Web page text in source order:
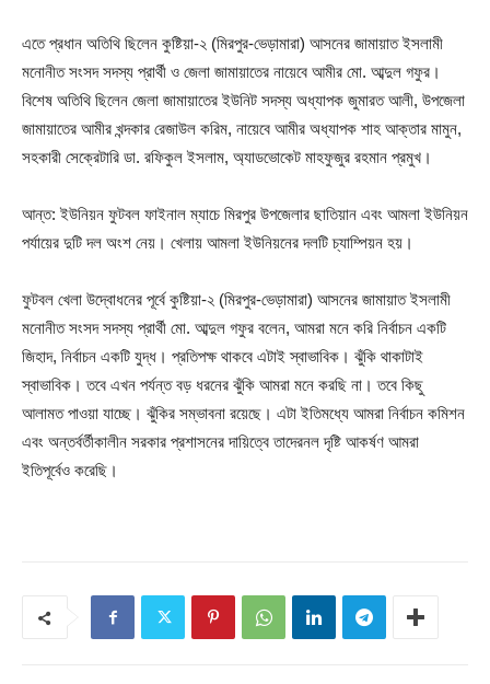
এতে প্রধান অতিথি ছিলেন কুষ্টিয়া-২ (মিরপুর-ভেড়ামারা) আসনের জামায়াত ইসলামী
মনোনীত সংসদ সদস্য প্রার্থী ও জেলা জামায়াতের নায়েবে আমীর মো. আব্দুল গফুর।
বিশেষ অতিথি ছিলেন জেলা জামায়াতের ইউনিট সদস্য অধ্যাপক জুমারত আলী, উপজেলা
জামায়াতের আমীর খন্দকার রেজাউল করিম, নায়েবে আমীর অধ্যাপক শাহ আক্তার মামুন,
সহকারী সেক্রেটারি ডা. রফিকুল ইসলাম, অ্যাডভোকেট মাহফুজুর রহমান প্রমুখ।
আন্ত: ইউনিয়ন ফুটবল ফাইনাল ম্যাচে মিরপুর উপজেলার ছাতিয়ান এবং আমলা ইউনিয়ন
পর্যায়ের দুটি দল অংশ নেয়। খেলায় আমলা ইউনিয়নের দলটি চ্যাম্পিয়ন হয়।
ফুটবল খেলা উদ্বোধনের পূর্বে কুষ্টিয়া-২ (মিরপুর-ভেড়ামারা) আসনের জামায়াত ইসলামী
মনোনীত সংসদ সদস্য প্রার্থী মো. আব্দুল গফুর বলেন, আমরা মনে করি নির্বাচন একটি
জিহাদ, নির্বাচন একটি যুদ্ধ। প্রতিপক্ষ থাকবে এটাই স্বাভাবিক। ঝুঁকি থাকাটাই
স্বাভাবিক। তবে এখন পর্যন্ত বড় ধরনের ঝুঁকি আমরা মনে করছি না। তবে কিছু
আলামত পাওয়া যাচ্ছে। ঝুঁকির সম্ভাবনা রয়েছে। এটা ইতিমধ্যে আমরা নির্বাচন কমিশন
এবং অন্তর্বর্তীকালীন সরকার প্রশাসনের দায়িত্বে তাদেরনল দৃষ্টি আকর্ষণ আমরা
ইতিপূর্বেও করেছি।